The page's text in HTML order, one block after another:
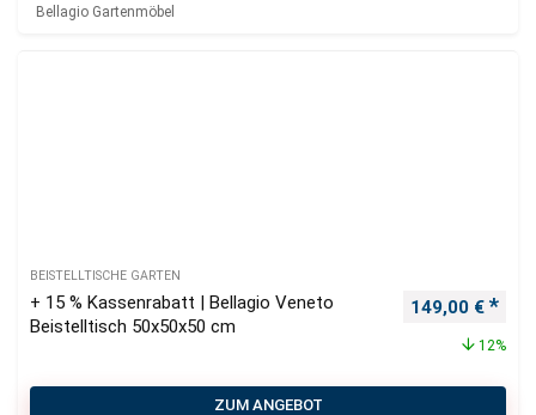
Bellagio Gartenmöbel
BEISTELLTISCHE GARTEN
+ 15 % Kassenrabatt | Bellagio Veneto
Beistelltisch 50x50x50 cm
149,00 €
12%
ZUM ANGEBOT